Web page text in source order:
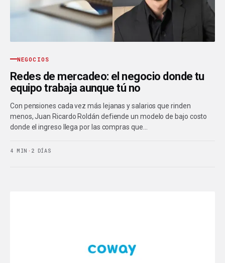
NEGOCIOS
Redes de mercadeo: el negocio donde tu
equipo trabaja aunque tú no
Con pensiones cada vez más lejanas y salarios que rinden
menos, Juan Ricardo Roldán defiende un modelo de bajo costo
donde el ingreso llega por las compras que…
4 MIN · 2 DÍAS